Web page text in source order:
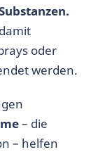
oder
werden.
– die
– helfen